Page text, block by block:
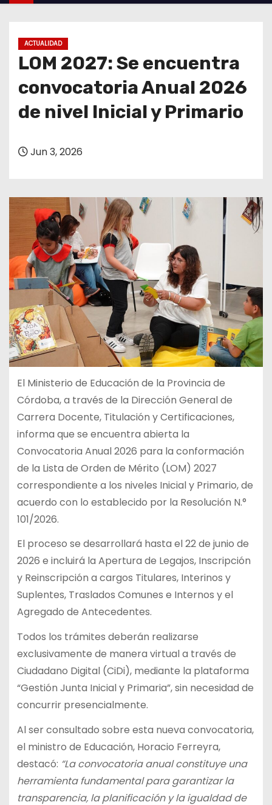
o
ACTUALIDAD
LOM 2027: Se encuentra
convocatoria Anual 2026
de nivel Inicial y Primario
Jun 3, 2026
El Ministerio de Educación de la Provincia de
Córdoba, a través de la Dirección General de
Carrera Docente, Titulación y Certificaciones,
informa que se encuentra abierta la
Convocatoria Anual 2026 para la conformación
de la Lista de Orden de Mérito (LOM) 2027
correspondiente a los niveles Inicial y Primario, de
acuerdo con lo establecido por la Resolución N.°
101/2026.
El proceso se desarrollará hasta el 22 de junio de
2026 e incluirá la Apertura de Legajos, Inscripción
y Reinscripción a cargos Titulares, Interinos y
Suplentes, Traslados Comunes e Internos y el
Agregado de Antecedentes.
Todos los trámites deberán realizarse
exclusivamente de manera virtual a través de
Ciudadano Digital (CiDi), mediante la plataforma
“Gestión Junta Inicial y Primaria”, sin necesidad de
concurrir presencialmente.
Al ser consultado sobre esta nueva convocatoria,
el ministro de Educación, Horacio Ferreyra,
destacó: “La convocatoria anual constituye una
herramienta fundamental para garantizar la
transparencia, la planificación y la igualdad de